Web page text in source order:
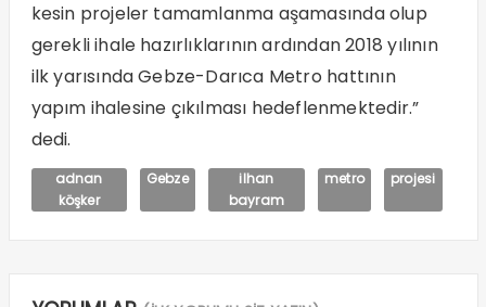
kesin projeler tamamlanma aşamasında olup
gerekli ihale hazırlıklarının ardından 2018 yılının
ilk yarısında Gebze-Darıca Metro hattının
yapım ihalesine çıkılması hedeflenmektedir.”
dedi.
adnan
köşker
Gebze
ilhan
bayram
metro projesi